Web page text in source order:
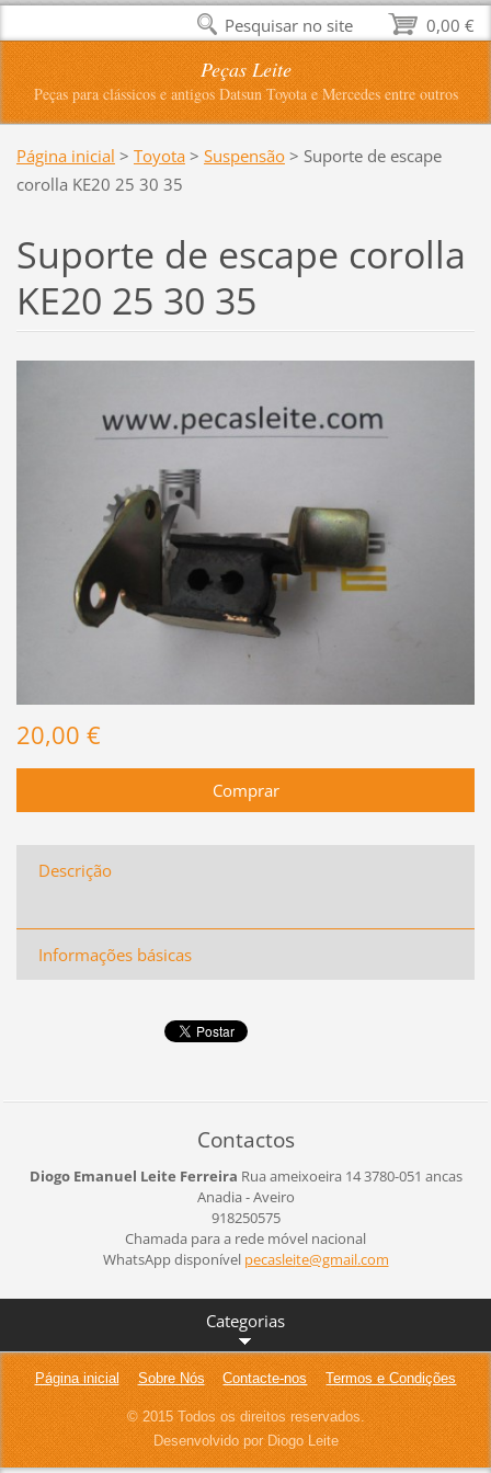
Peças Leite
Peças para clássicos e antigos Datsun Toyota e Mercedes entre outros
Página inicial > Toyota > Suspensão > Suporte de escape
corolla KE20 25 30 35
Suporte de escape corolla
KE20 25 30 35
20,00 €
Descrição
Informações básicas
Contactos
Diogo Emanuel Leite Ferreira Rua ameixoeira 143780-051 ancas
Anadia - Aveiro
918250575
Chamada para a rede móvel nacional
WhatsApp disponível pecasleite@gmail.com
Categorias
Página inicial Sobre Nós Contacte-nos Termos e Condições
© 2015 Todos os direitos reservados.
Desenvolvido por Diogo Leite
0,00 €
Pesquisar no site